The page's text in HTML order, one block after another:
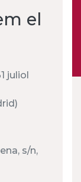
el
juliol
s/n,